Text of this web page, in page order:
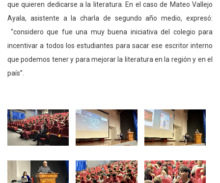
que quieren dedicarse a la literatura. En el caso de Mateo Vallejo
Ayala, asistente a la charla de segundo año medio, expresó:
“considero que fue una muy buena iniciativa del colegio para
incentivar a todos los estudiantes para sacar ese escritor interno
que podemos tener y para mejorar la literatura en la región y en el
país”.